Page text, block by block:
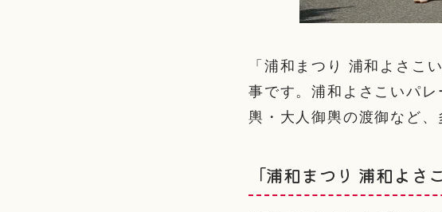
「浦和まつり 浦和よさこ
事です。浦和よさこいパ
輿・大人御輿の渡御など、
「浦和まつり 浦和よさ